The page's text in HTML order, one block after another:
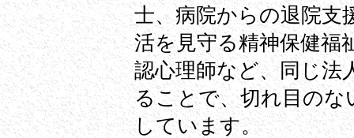
士、病院からの退院支
活を見守る精神保健福
認心理師など、同じ法
ることで、切れ目の
しています。